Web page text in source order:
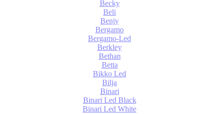
Becky
Beli
Benjy
Bergamo
Bergamo-Led
Berkley
Bethan
Betta
Bikko Led
Bilja
Binari
Binari Led Black
Binari Led White